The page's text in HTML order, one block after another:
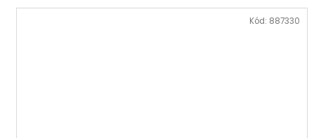
Kód: 887330